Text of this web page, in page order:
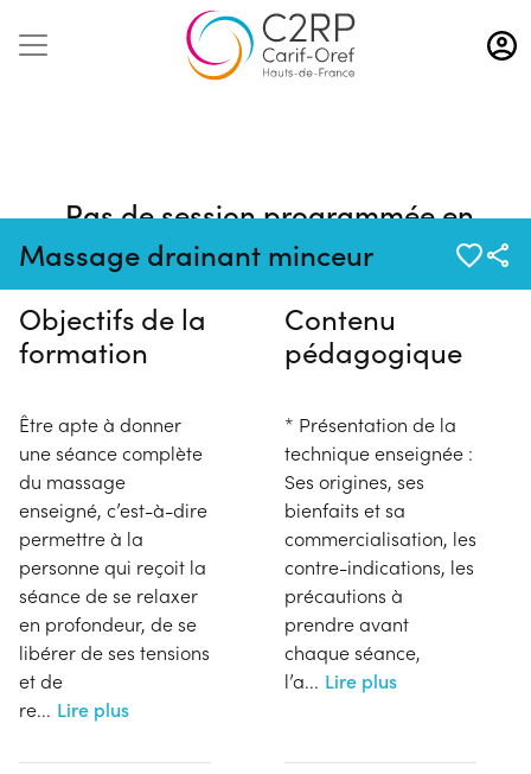
Aller
au
contenu
Massage drainant minceur
Pas de session programmée en
ce moment
Objectifs de la
formation
Être apte à donner
une séance complète
du massage
enseigné, c’est-à-dire
permettre à la
personne qui reçoit la
séance de se relaxer
en profondeur, de se
libérer de ses tensions
et de
re... Lire plus
Contenu
pédagogique
* Présentation de la
technique enseignée :
Ses origines, ses
bienfaits et sa
commercialisation, les
contre-indications, les
précautions à
prendre avant
chaque séance,
l’a... Lire plus